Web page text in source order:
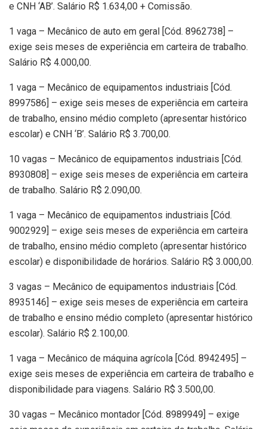
e CNH ‘AB’. Salário R$ 1.634,00 + Comissão.
1 vaga – Mecânico de auto em geral [Cód. 8962738] –
exige seis meses de experiência em carteira de trabalho.
Salário R$ 4.000,00.
1 vaga – Mecânico de equipamentos industriais [Cód.
8997586] – exige seis meses de experiência em carteira
de trabalho, ensino médio completo (apresentar histórico
escolar) e CNH ‘B’. Salário R$ 3.700,00.
10 vagas – Mecânico de equipamentos industriais [Cód.
8930808] – exige seis meses de experiência em carteira
de trabalho. Salário R$ 2.090,00.
1 vaga – Mecânico de equipamentos industriais [Cód.
9002929] – exige seis meses de experiência em carteira
de trabalho, ensino médio completo (apresentar histórico
escolar) e disponibilidade de horários. Salário R$ 3.000,00.
3 vagas – Mecânico de equipamentos industriais [Cód.
8935146] – exige seis meses de experiência em carteira
de trabalho e ensino médio completo (apresentar histórico
escolar). Salário R$ 2.100,00.
1 vaga – Mecânico de máquina agrícola [Cód. 8942495] –
exige seis meses de experiência em carteira de trabalho e
disponibilidade para viagens. Salário R$ 3.500,00.
30 vagas – Mecânico montador [Cód. 8989949] – exige